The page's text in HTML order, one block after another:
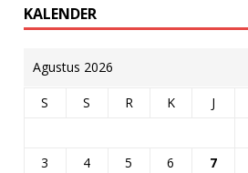
KALENDER
Agustus 2026
S S R K J
3
4 5 6 7